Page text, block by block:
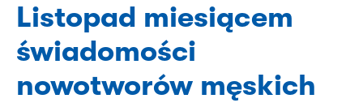
Listopad miesiącem
świadomości
nowotworów męskich